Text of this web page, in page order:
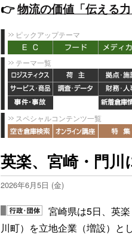
👉️物流の価値「伝える
ピックアップテーマ
テーマ一覧
スペシャルコンテンツ一覧
英楽、宮崎・門
2026年6月5日 (金)
宮崎県は5日、英
川町）を立地企業（増設）と